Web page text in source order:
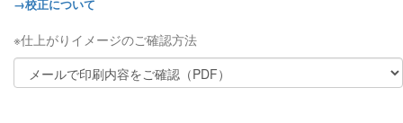
→校正について
※仕上がりイメージのご確認方法